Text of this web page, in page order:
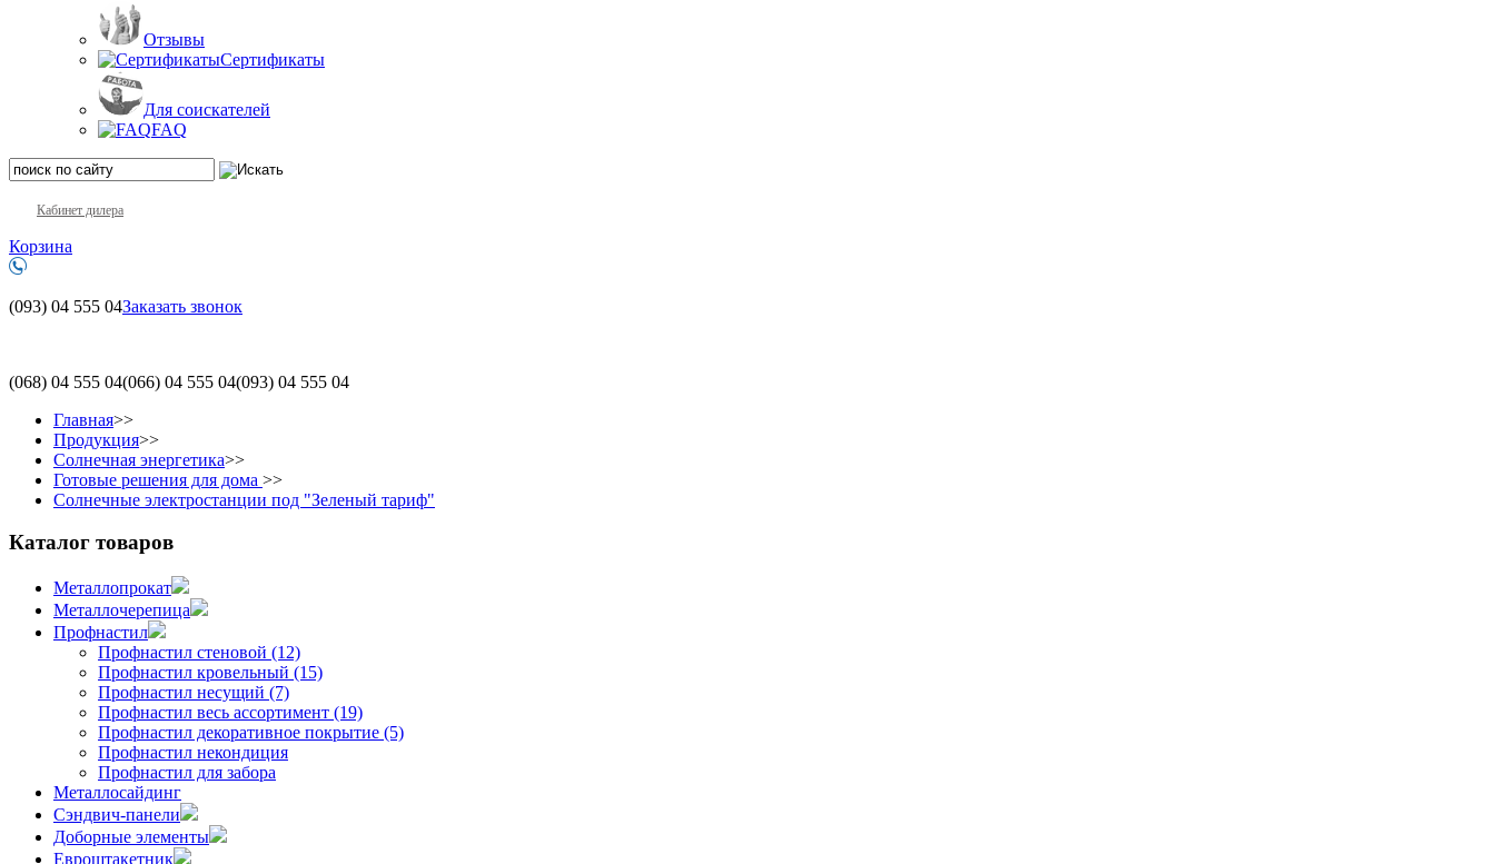
Отзывы
Сертификаты
Для соискателей
FAQ
Кабинет дилера
Корзина
(093) 04 555 04Заказать звонок
(068) 04 555 04(066) 04 555 04(093) 04 555 04
Главная>>
Продукция>>
Солнечная энергетика>>
Готовые решения для дома >>
Солнечные электростанции под "Зеленый тариф"
Каталог товаров
Металлопрокат
Металлочерепица
Профнастил
Профнастил стеновой (12)
Профнастил кровельный (15)
Профнастил несущий (7)
Профнастил весь ассортимент (19)
Профнастил декоративное покрытие (5)
Профнастил некондиция
Профнастил для забора
Металлосайдинг
Сэндвич-панели
Доборные элементы
Евроштакетник